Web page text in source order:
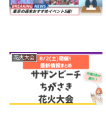
花火大会